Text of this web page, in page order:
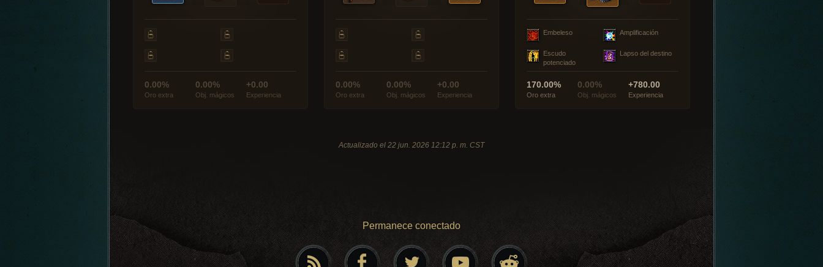
0.00%
Oro extra
0.00%
Obj. mágicos
+0.00
Experiencia
0.00%
Oro extra
0.00%
Obj. mágicos
+0.00
Experiencia
Embeleso Amplificación
Escudo
potenciado
Lapso del destino
170.00%
Oro extra
0.00%
Obj. mágicos
+780.00
Experiencia
Actualizado el 22 jun. 2026 12:12 p. m. CST
Permanece conectado